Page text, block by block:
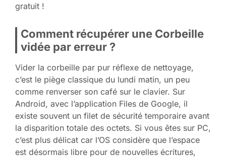
gratuit !
Comment récupérer une Corbeille
vidée par erreur ?
Vider la corbeille par pur réflexe de nettoyage,
c’est le piège classique du lundi matin, un peu
comme renverser son café sur le clavier. Sur
Android, avec l’application Files de Google, il
existe souvent un filet de sécurité temporaire avant
la disparition totale des octets. Si vous êtes sur PC,
c’est plus délicat car l’OS considère que l’espace
est désormais libre pour de nouvelles écritures,